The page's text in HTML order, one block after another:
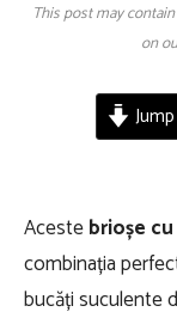
This post may
on
Acestebrioșe
combinația
bucăți suculente